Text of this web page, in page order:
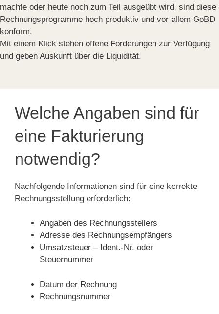
machte oder heute noch zum Teil ausgeübt wird, sind diese
Rechnungsprogramme hoch produktiv und vor allem GoBD
konform.
Mit einem Klick stehen offene Forderungen zur Verfügung
und geben Auskunft über die Liquidität.
Welche Angaben sind für
eine Fakturierung
notwendig?
Nachfolgende Informationen sind für eine korrekte
Rechnungsstellung erforderlich:
Angaben des Rechnungsstellers
Adresse des Rechnungsempfängers
Umsatzsteuer – Ident.-Nr. oder
Steuernummer
Datum der Rechnung
Rechnungsnummer